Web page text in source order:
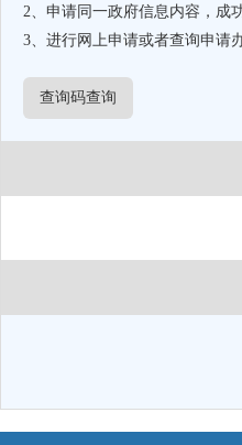
2、申请同一政府信息内容，成
3、进行网上申请或者查询申请
查询码查询